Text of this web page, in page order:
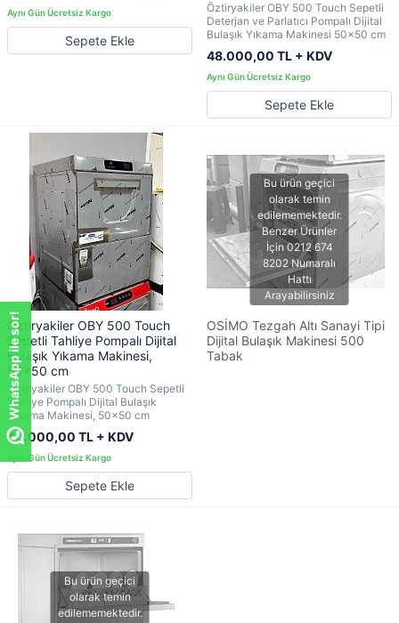
Sepete Ekle
Öztiryakiler OBY 500 Touch Sepetli
Deterjan ve Parlatıcı Pompalı Dijital
Bulaşık Yıkama Makinesi 50x50 cm
48.000,00 TL + KDV
Sepete Ekle
Öztiryakiler OBY 500 Touch
Sepetli Tahliye Pompalı Dijital
Bulaşık Yıkama Makinesi,
50x50 cm
Öztiryakiler OBY 500 Touch Sepetli
Tahliye Pompalı Dijital Bulaşık
Yıkama Makinesi, 50x50 cm
40.000,00 TL + KDV
Sepete Ekle
OSİMO Tezgah Altı Sanayi Tipi
Dijital Bulaşık Makinesi 500
Tabak
WhatsApp ile sor!